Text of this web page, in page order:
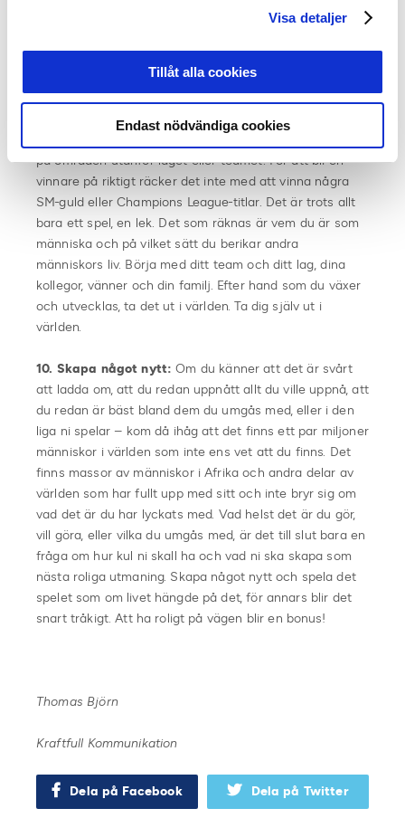
Visa detaljer
Tillåt alla cookies
Endast nödvändiga cookies
etc. Att vara en av flera stora ledare i ett team av
9. Tillämpa ledarskapet utanför teamet:
på områden utanför laget eller teamet. För att bli en
vinnare på riktigt räcker det inte med att vinna några
SM-guld eller Champions League-titlar. Det är trots allt
bara ett spel, en lek. Det som räknas är vem du är som
människa och på vilket sätt du berikar andra
människors liv. Börja med ditt team och ditt lag, dina
kollegor, vänner och din familj. Efter hand som du växer
och utvecklas, ta det ut i världen. Ta dig själv ut i
världen.
10. Skapa något nytt: Om du känner att det är svårt
att ladda om, att du redan uppnått allt du ville uppnå, att
du redan är bäst bland dem du umgås med, eller i den
liga ni spelar – kom då ihåg att det finns ett par miljoner
människor i världen som inte ens vet att du finns. Det
finns massor av människor i Afrika och andra delar av
världen som har fullt upp med sitt och inte bryr sig om
vad det är du har lyckats med. Vad helst det är du gör,
vill göra, eller vilka du umgås med, är det till slut bara en
fråga om hur kul ni skall ha och vad ni ska skapa som
nästa roliga utmaning. Skapa något nytt och spela det
spelet som om livet hängde på det, för annars blir det
snart tråkigt. Att ha roligt på vägen blir en bonus!
Thomas Björn
Kraftfull Kommunikation
Dela på Facebook Dela på Twitter